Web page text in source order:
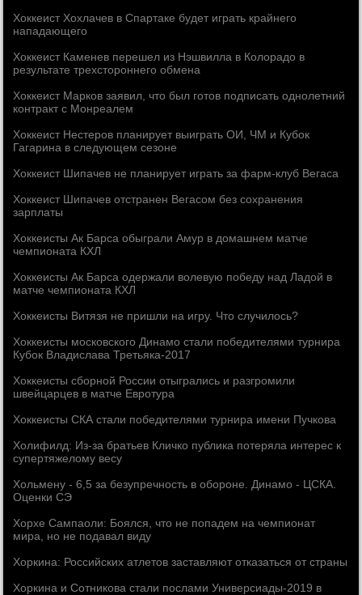
Хоккеист Хохлачев в Спартаке будет играть крайнего
нападающего
Хоккеист Каменев перешел из Нэшвилла в Колорадо в
результате трехстороннего обмена
Хоккеист Марков заявил, что был готов подписать однолетний
контракт с Монреалем
Хоккеист Нестеров планирует выиграть ОИ, ЧМ и Кубок
Гагарина в следующем сезоне
Хоккеист Шипачев не планирует играть за фарм-клуб Вегаса
Хоккеист Шипачев отстранен Вегасом без сохранения
зарплаты
Хоккеисты Ак Барса обыграли Амур в домашнем матче
чемпионата КХЛ
Хоккеисты Ак Барса одержали волевую победу над Ладой в
матче чемпионата КХЛ
Хоккеисты Витязя не пришли на игру. Что случилось?
Хоккеисты московского Динамо стали победителями турнира
Кубок Владислава Третьяка-2017
Хоккеисты сборной России отыгрались и разгромили
швейцарцев в матче Евротура
Хоккеисты СКА стали победителями турнира имени Пучкова
Холифилд: Из-за братьев Кличко публика потеряла интерес к
супертяжелому весу
Хольмену - 6,5 за безупречность в обороне. Динамо - ЦСКА.
Оценки СЭ
Хорхе Сампаоли: Боялся, что не попадем на чемпионат
мира, но не подавал виду
Хоркина: Российских атлетов заставляют отказаться от страны
Хоркина и Сотникова стали послами Универсиады-2019 в